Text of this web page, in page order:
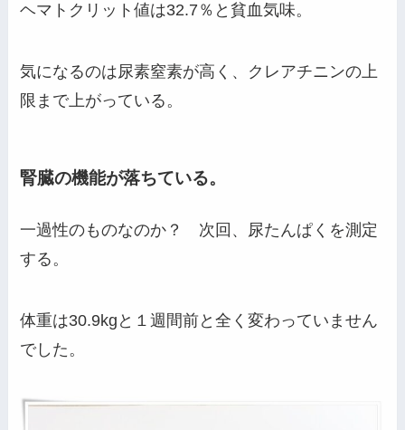
ヘマトクリット値は32.7％と貧血気味。
気になるのは尿素窒素が高く、クレアチニンの上
限まで上がっている。
腎臓の機能が落ちている。
一過性のものなのか？ 次回、尿たんぱくを測定
する。
体重は30.9kgと１週間前と全く変わっていません
でした。